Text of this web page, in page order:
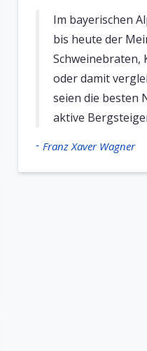
Im bayerischen
bis heute der
Schweinebraten,
oder damit
seien die besten
aktive
- Franz Xaver Wagner